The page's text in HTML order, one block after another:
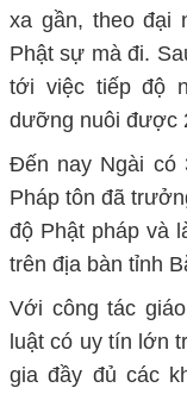
xa gần, theo đại
Phật sự mà đi.
tới việc tiếp độ
dưỡng nuôi được
Đến nay Ngài có
Pháp tôn đã
độ Phật pháp và
trên địa bàn tỉnh
Với công tác
luật có uy tín lớn
gia đầy đủ các